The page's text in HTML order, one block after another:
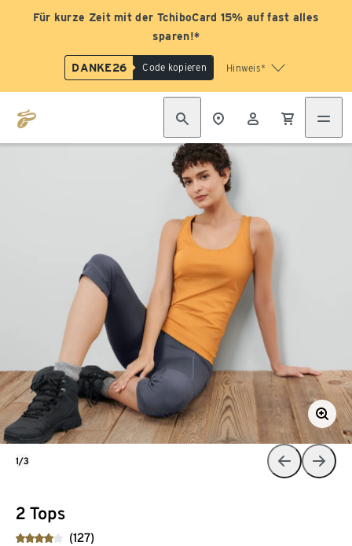
Für kurze Zeit mit der TchiboCard 15% auf fast alles
sparen!*
DANKE26 Code kopieren Hinweis*
2 Tops
(127)
1/3